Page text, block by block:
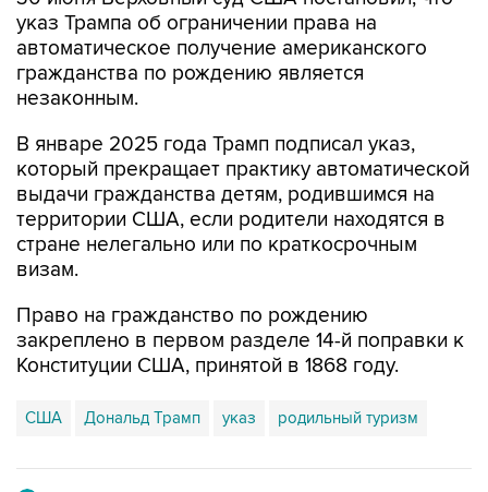
указ Трампа об ограничении права на
автоматическое получение американского
гражданства по рождению является
незаконным.
В январе 2025 года Трамп подписал указ,
который прекращает практику автоматической
выдачи гражданства детям, родившимся на
территории США, если родители находятся в
стране нелегально или по краткосрочным
визам.
Право на гражданство по рождению
закреплено в первом разделе 14-й поправки к
Конституции США, принятой в 1868 году.
США Дональд Трамп указ родильный туризм